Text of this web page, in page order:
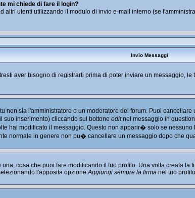
mi chiede di fare il login?
altri utenti utilizzando il modulo di invio e-mail interno (se
Invio Messaggi
aver bisogno di registrarti prima di poter inviare un messaggio,
non sia l'amministratore o un moderatore del forum. Puoi
suo inserimento) cliccando sul bottone editnel messaggio in
hai modificato il messaggio. Questo non apparir� solo se
normale in genere non pu� cancellare un messaggio dopo che
cosa che puoi fare modificando il tuo profilo. Una volta creata la
l'apposita opzioneAggiungi sempre la firmanel tuo